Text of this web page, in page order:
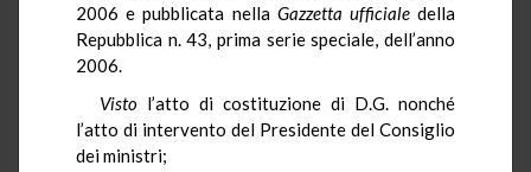
2006 e pubblicata nella Gazzetta ufficialedella
Repubblica n. 43, prima serie speciale, dell’anno
2006.
Visto l’atto di costituzione di D.G. nonché
l’atto di intervento del Presidente del Consiglio
dei ministri;